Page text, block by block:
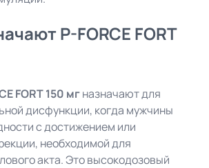
P-FORCE FORT
FORT 150 мгназначают для
дисфункции, когда мужчины
с достижением или
необходимой для
акта. Это высокодозовый